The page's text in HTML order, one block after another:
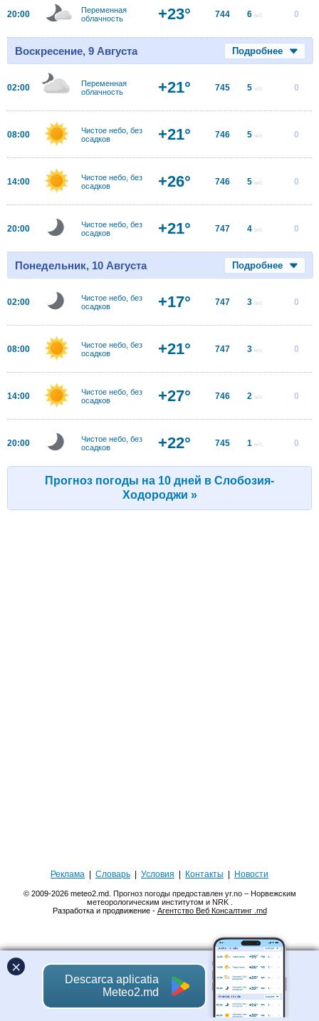
20:00
Переменная
облачность
+23° 744 6 м/с 0
Воскресение, 9 Августа Подробнее
02:00
Переменная
облачность
+21° 745 5 м/с 0
08:00
Чистое небо, без
осадков
+21° 746 5 м/с 0
14:00
Чистое небо, без
осадков
+26° 746 5 м/с 0
20:00
Чистое небо, без
осадков
+21° 747 4 м/с 0
Понедельник, 10 Августа Подробнее
02:00
Чистое небо, без
осадков
+17° 747 3 м/с 0
08:00
Чистое небо, без
осадков
+21° 747 3 м/с 0
14:00
Чистое небо, без
осадков
+27° 746 2 м/с 0
20:00
Чистое небо, без
осадков
+22° 745 1 м/с 0
Прогноз погоды на 10 дней в Слобозия-
Ходороджи »
Реклама Словарь Условия Контакты Новости
© 2009-2026 meteo2.md. Прогноз погоды предоставлен yr.no – Норвежским
метеорологическим институтом и NRK .
Разработка и продвижение - Агентство Веб Консалтинг .md
×
Descarca aplicatia
Meteo2.md